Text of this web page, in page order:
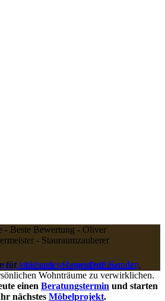
Uebelhack - KennstDuEinen.de
fürviele andere begeisterte Kunden,
Wohnträume zu verwirklichen.
einen Beratungstermin und starten
nächstes Möbelprojekt.